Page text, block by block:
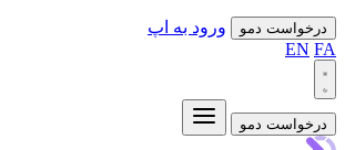
دمو
ورود به اپ
EN
دمو